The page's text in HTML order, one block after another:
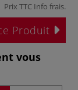
Prix TTC Info frais.
Produit
vous